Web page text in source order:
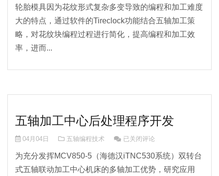
轮胎模具因为花纹形式复杂多变导致的编程和加工难度
大的特点，通过软件的Tireclock功能结合五轴加工策
略，对花纹块编程过程进行简化，提高编程和加工效
率，进而...
五轴加工中心后处理程序开发
04月04日 五轴编程技术 五轴加工中心后处理程序开发
已关闭评论
为充分发挥MCV850-5（海德汉iTNC530系统）双转台
式五轴联动加工中心机床的多轴加工优势，研究应用